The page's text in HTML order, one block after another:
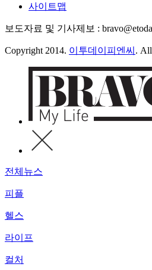
사이트맵
보도자료 및 기사제보 :
Copyright 2014. 이투데이피엔씨 . All
전체뉴스
피플
헬스
라이프
컬처